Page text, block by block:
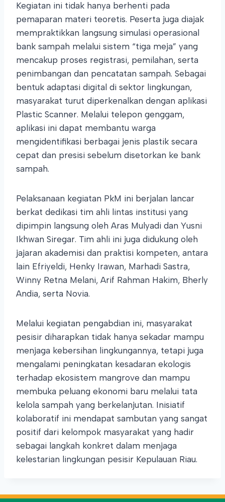
Kegiatan ini tidak hanya berhenti pada
pemaparan materi teoretis. Peserta juga diajak
mempraktikkan langsung simulasi operasional
bank sampah melalui sistem “tiga meja” yang
mencakup proses registrasi, pemilahan, serta
penimbangan dan pencatatan sampah. Sebagai
bentuk adaptasi digital di sektor lingkungan,
masyarakat turut diperkenalkan dengan aplikasi
Plastic Scanner. Melalui telepon genggam,
aplikasi ini dapat membantu warga
mengidentifikasi berbagai jenis plastik secara
cepat dan presisi sebelum disetorkan ke bank
sampah.
Pelaksanaan kegiatan PkM ini berjalan lancar
berkat dedikasi tim ahli lintas institusi yang
dipimpin langsung oleh Aras Mulyadi dan Yusni
Ikhwan Siregar. Tim ahli ini juga didukung oleh
jajaran akademisi dan praktisi kompeten, antara
lain Efriyeldi, Henky Irawan, Marhadi Sastra,
Winny Retna Melani, Arif Rahman Hakim, Bherly
Andia, serta Novia.
Melalui kegiatan pengabdian ini, masyarakat
pesisir diharapkan tidak hanya sekadar mampu
menjaga kebersihan lingkungannya, tetapi juga
mengalami peningkatan kesadaran ekologis
terhadap ekosistem mangrove dan mampu
membuka peluang ekonomi baru melalui tata
kelola sampah yang berkelanjutan. Inisiatif
kolaboratif ini mendapat sambutan yang sangat
positif dari kelompok masyarakat yang hadir
sebagai langkah konkret dalam menjaga
kelestarian lingkungan pesisir Kepulauan Riau.